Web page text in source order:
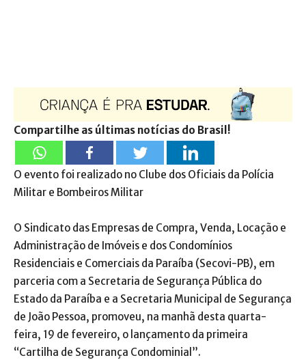
Compartilhe as últimas notícias do Brasil!
O evento foi realizado no Clube dos Oficiais da Polícia
Militar e Bombeiros Militar
O Sindicato das Empresas de Compra, Venda, Locação e
Administração de Imóveis e dos Condomínios
Residenciais e Comerciais da Paraíba (Secovi-PB), em
parceria com a Secretaria de Segurança Pública do
Estado da Paraíba e a Secretaria Municipal de Segurança
de João Pessoa, promoveu, na manhã desta quarta-
feira, 19 de fevereiro, o lançamento da primeira
“Cartilha de Segurança Condominial”.